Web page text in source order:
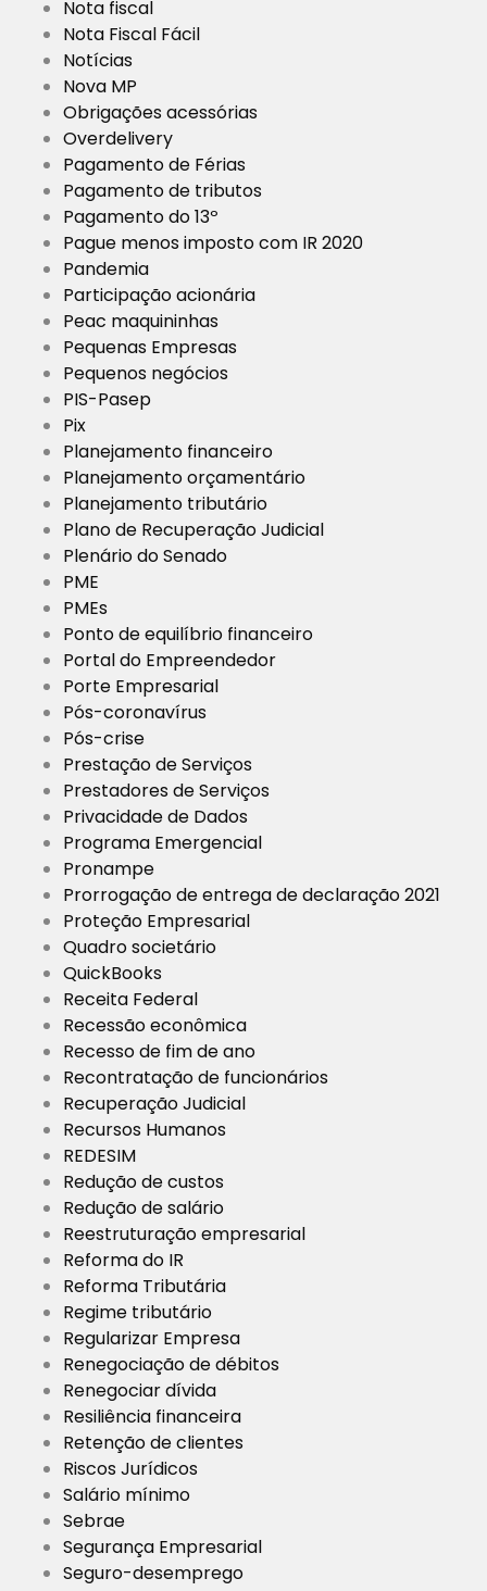
Nota fiscal
Nota Fiscal Fácil
Notícias
Nova MP
Obrigações acessórias
Overdelivery
Pagamento de Férias
Pagamento de tributos
Pagamento do 13º
Pague menos imposto com IR 2020
Pandemia
Participação acionária
Peac maquininhas
Pequenas Empresas
Pequenos negócios
PIS-Pasep
Pix
Planejamento financeiro
Planejamento orçamentário
Planejamento tributário
Plano de Recuperação Judicial
Plenário do Senado
PME
PMEs
Ponto de equilíbrio financeiro
Portal do Empreendedor
Porte Empresarial
Pós-coronavírus
Pós-crise
Prestação de Serviços
Prestadores de Serviços
Privacidade de Dados
Programa Emergencial
Pronampe
Prorrogação de entrega de declaração 2021
Proteção Empresarial
Quadro societário
QuickBooks
Receita Federal
Recessão econômica
Recesso de fim de ano
Recontratação de funcionários
Recuperação Judicial
Recursos Humanos
REDESIM
Redução de custos
Redução de salário
Reestruturação empresarial
Reforma do IR
Reforma Tributária
Regime tributário
Regularizar Empresa
Renegociação de débitos
Renegociar dívida
Resiliência financeira
Retenção de clientes
Riscos Jurídicos
Salário mínimo
Sebrae
Segurança Empresarial
Seguro-desemprego